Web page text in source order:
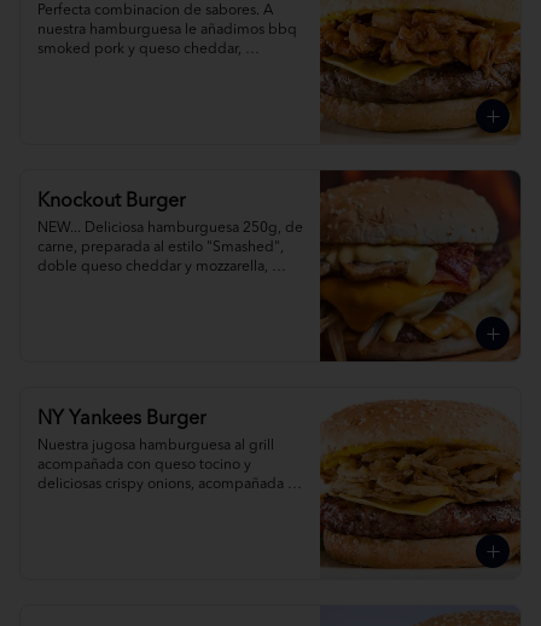
Perfecta combinacion de sabores. A
nuestra hamburguesa le añadimos bbq
smoked pork y queso cheddar,
Knockout Burger
NEW... Deliciosa hamburguesa 250g, de
carne, preparada al estilo "Smashed",
doble queso cheddar y mozzarella,
NY Yankees Burger
Nuestra jugosa hamburguesa al grill
acompañada con queso tocino y
deliciosas crispy onions, acompañada de